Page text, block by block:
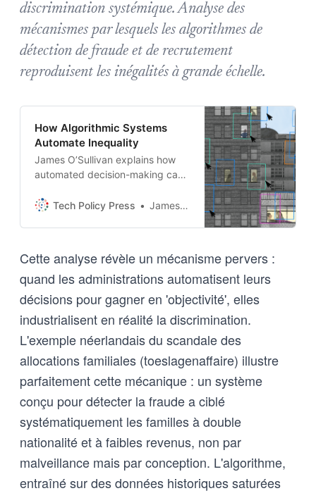
discrimination systémique. Analyse des
mécanismes par lesquels les algorithmes de
détection de fraude et de recrutement
reproduisent les inégalités à grande échelle.
How Algorithmic Systems
Automate Inequality
James O’Sullivan explains how
automated decision-making can
accountability, and reshape
Tech Policy Press James O’Sullivan
Cette analyse révèle un mécanisme pervers :
quand les administrations automatisent leurs
décisions pour gagner en 'objectivité', elles
industrialisent en réalité la discrimination.
L'exemple néerlandais du scandale des
allocations familiales (toeslagenaffaire) illustre
parfaitement cette mécanique : un système
conçu pour détecter la fraude a ciblé
systématiquement les familles à double
nationalité et à faibles revenus, non par
malveillance mais par conception. L'algorithme,
entraîné sur des données historiques saturées